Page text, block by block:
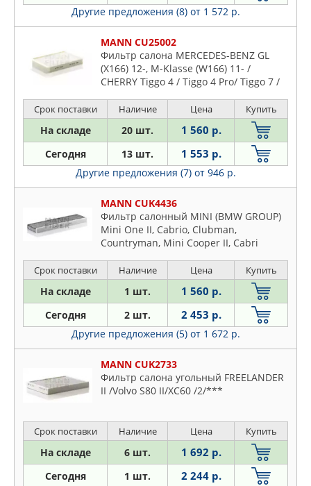
Другие предложения (8) от 1 572 р.
MANN CU25002
Фильтр салона MERCEDES-BENZ GL
(X166) 12-, M-Klasse (W166) 11- /
CHERRY Tiggo 4 / Tiggo 4 Pro/ Tiggo 7 /
Срок поставки Наличие Цена Купить
На складе 20 шт. 1 560 р.
Сегодня 13 шт. 1 553 р.
Другие предложения (7) от 946 р.
MANN CUK4436
Фильтр салонный MINI (BMW GROUP)
Mini One II, Cabrio, Clubman,
Countryman, Mini Cooper II, Cabri
Срок поставки Наличие Цена Купить
На складе 1 шт. 1 560 р.
Сегодня 2 шт. 2 453 р.
Другие предложения (5) от 1 672 р.
MANN CUK2733
Фильтр салона угольный FREELANDER
II /Volvo S80 II/XC60 /2/***
Срок поставки Наличие Цена Купить
На складе 6 шт. 1 692 р.
Сегодня 1 шт. 2 244 р.